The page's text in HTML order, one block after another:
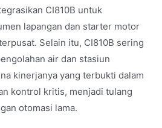
CI810B untuk
lapangan dan starter motor
Selain itu, CI810B sering
air dan stasiun
kinerjanya yang terbukti dalam
kontrol kritis, menjadi tulang
otomasi lama.